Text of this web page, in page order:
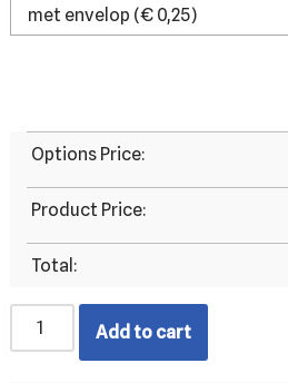
Options Price:
Product Price:
Total:
Add to cart